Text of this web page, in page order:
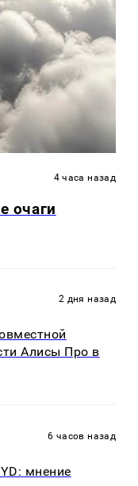
4 часа назад
очаги
2 дня назад
Алисы Про в
6 часов назад
мнение